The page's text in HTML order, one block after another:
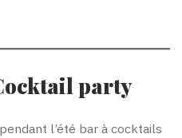
party
l’été bar à cocktails